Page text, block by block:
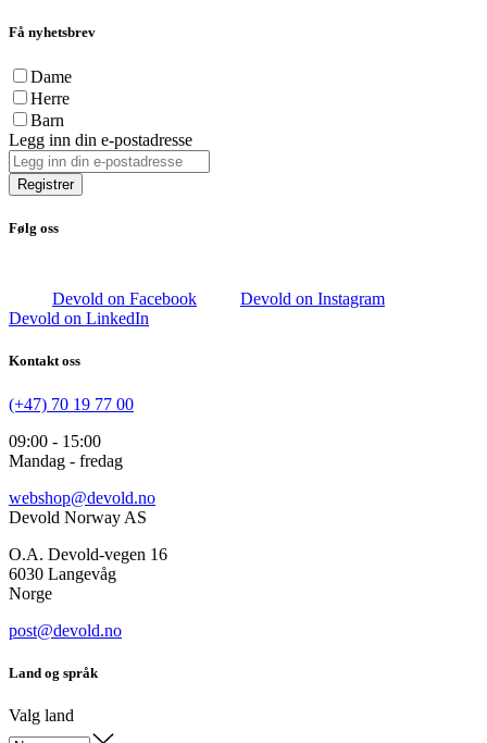
Få nyhetsbrev
Dame
Herre
Barn
Legg inn din e-postadresse
Registrer
Følg oss
Devold on Facebook
Devold on Instagram
Devold on LinkedIn
Kontakt oss
(+47) 70 19 77 00
09:00 - 15:00
Mandag - fredag
webshop@devold.no
Devold Norway AS
O.A. Devold-vegen 16
6030 Langevåg
Norge
post@devold.no
Land og språk
Valg land